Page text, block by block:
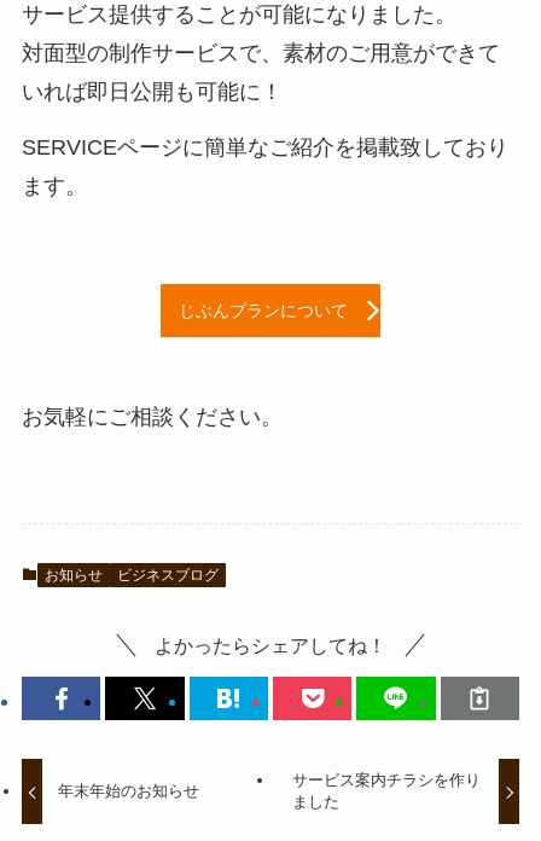
サービス提供することが可能になりました。
対面型の制作サービスで、素材のご用意ができて
いれば即日公開も可能に！
SERVICEページに簡単なご紹介を掲載致しており
ます。
じぶんプランについて
お気軽にご相談ください。
お知らせ ビジネスブログ
よかったらシェアしてね！
年末年始のお知らせ
サービス案内チラシを作り
ました